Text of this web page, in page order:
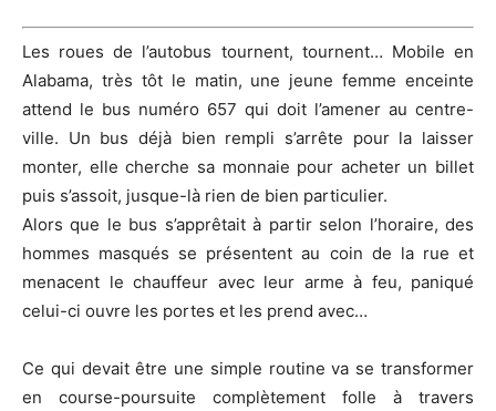
Les roues de l’autobus tournent, tournent… Mobile en
Alabama, très tôt le matin, une jeune femme enceinte
attend le bus numéro 657 qui doit l’amener au centre-
ville. Un bus déjà bien rempli s’arrête pour la laisser
monter, elle cherche sa monnaie pour acheter un billet
puis s’assoit, jusque-là rien de bien particulier.
Alors que le bus s’apprêtait à partir selon l’horaire, des
hommes masqués se présentent au coin de la rue et
menacent le chauffeur avec leur arme à feu, paniqué
celui-ci ouvre les portes et les prend avec…
Ce qui devait être une simple routine va se transformer
en course-poursuite complètement folle à travers